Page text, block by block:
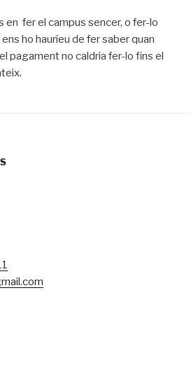
en fer el campus sencer, o fer-lo
ho hauríeu de fer saber quan
pagament no caldria fer-lo fins el